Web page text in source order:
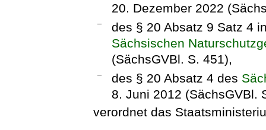
20. Dezember 2022
–
des § 20 Absatz 9 Satz 4
Sächsischen
(SächsGVBl. S. 451),
– des § 20 Absatz 4 des
8. Juni 2012 (SächsGVBl.
verordnet das